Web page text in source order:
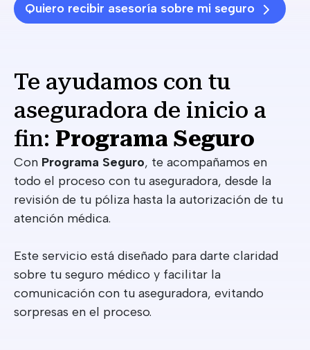
Quiero recibir asesoría sobre mi seguro
Te ayudamos con tu
aseguradora de inicio a
fin: Programa Seguro
Con Programa Seguro, te acompañamos en
todo el proceso con tu aseguradora, desde la
revisión de tu póliza hasta la autorización de tu
atención médica.
Este servicio está diseñado para darte claridad
sobre tu seguro médico y facilitar la
comunicación con tu aseguradora, evitando
sorpresas en el proceso.